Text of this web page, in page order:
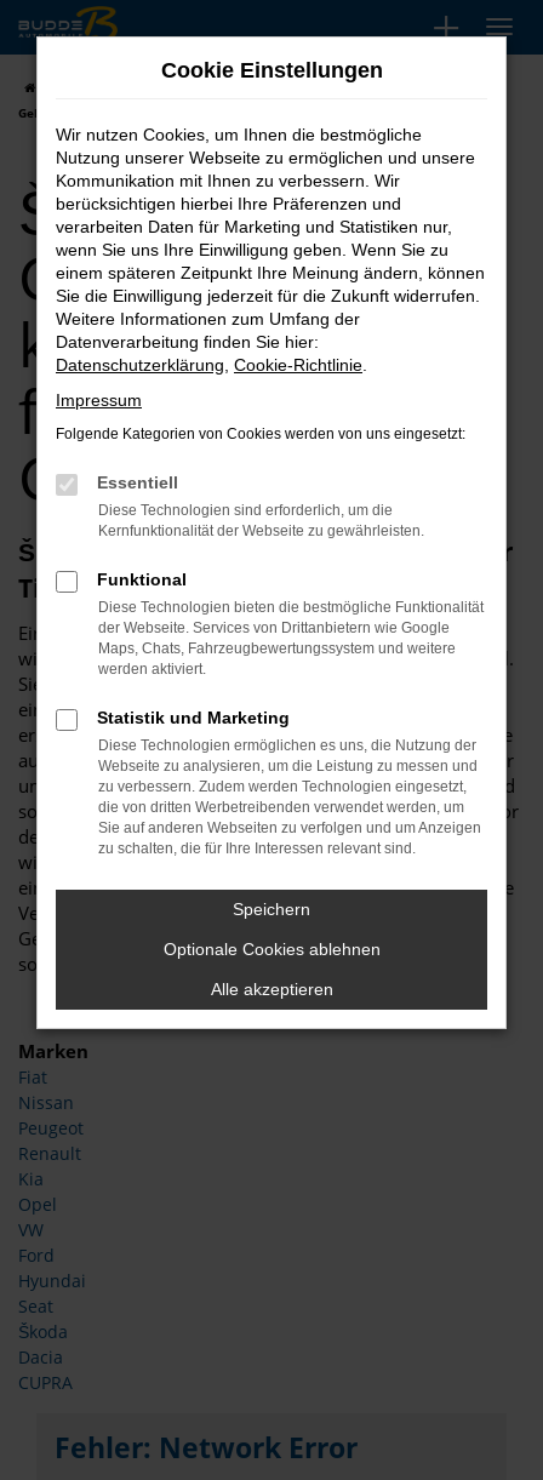
Zum
Hauptinhalt
springen
Škoda Kodiaq
Gebrauchtwagen kaufen, leasen, finanzieren für Gütersloh
Škoda Kodiaq
Gebrauchtwagen
kaufen, leasen,
finanzieren für
Gütersloh
Škoda Kodiaq Gebrauchtwagen – unser
Tipp für Gütersloh
Ein Škoda Kodiaq Gebrauchtwagen ist vor allem aus
wirtschaftlichen Erwägungen heraus eine erstklassige Wahl.
Sie sparen schlichtweg eine Menge Geld, wenn Sie sich für
ein gebrauchtes Modell entscheiden und sind trotzdem
erstklassig in Gütersloh unterwegs. Was Budde Automobile
auszeichnet, ist unsere Meisterwerkstatt. Wir verfügen über
umfassende Kapazitäten und diverse Hebebühnen und sind
somit in der Lage, jeden Škoda Kodiaq Gebrauchtwagen vor
dem Verkauf nach Gütersloh genau zu überprüfen. Warum
wir das tun? Ganz einfach, um Ihnen einen rundum
einwandfreien Wagen „servieren“ zu können, was selbst die
Verschleißteile einschließt. Ein Škoda Kodiaq
Gebrauchtwagen muss keineswegs ein Kompromiss sein,
sondern ist ein erstklassiges Fahrzeug in Topzustand.
Marken
Fiat
Nissan
Peugeot
Renault
Kia
Opel
VW
Ford
Hyundai
Seat
Škoda
Dacia
CUPRA
Fehler: Network Error
Cookie Einstellungen
Wir nutzen Cookies, um Ihnen die bestmögliche
Nutzung unserer Webseite zu ermöglichen und unsere
Kommunikation mit Ihnen zu verbessern. Wir
berücksichtigen hierbei Ihre Präferenzen und
verarbeiten Daten für Marketing und Statistiken nur,
wenn Sie uns Ihre Einwilligung geben. Wenn Sie zu
einem späteren Zeitpunkt Ihre Meinung ändern, können
Sie die Einwilligung jederzeit für die Zukunft widerrufen.
Weitere Informationen zum Umfang der
Datenverarbeitung finden Sie hier:
Datenschutzerklärung Cookie-Richtlinie
Impressum
Folgende Kategorien von Cookies werden von uns eingesetzt:
Essentiell
Diese Technologien sind erforderlich, um die
Kernfunktionalität der Webseite zu gewährleisten.
Funktional
Diese Technologien bieten die bestmögliche Funktionalität
der Webseite. Services von Drittanbietern wie Google
Maps, Chats, Fahrzeugbewertungssystem und weitere
werden aktiviert.
Statistik und Marketing
Diese Technologien ermöglichen es uns, die Nutzung der
Webseite zu analysieren, um die Leistung zu messen und
zu verbessern. Zudem werden Technologien eingesetzt,
die von dritten Werbetreibenden verwendet werden, um
Sie auf anderen Webseiten zu verfolgen und um Anzeigen
zu schalten, die für Ihre Interessen relevant sind.
Speichern
Optionale Cookies ablehnen
Alle akzeptieren